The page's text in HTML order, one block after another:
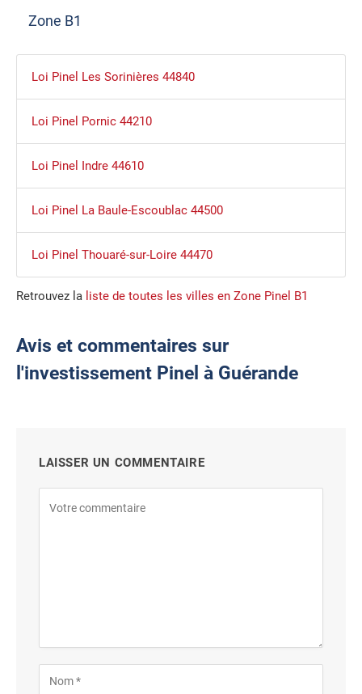
Zone B1
Loi Pinel Les Sorinières 44840
Loi Pinel Pornic 44210
Loi Pinel Indre 44610
Loi Pinel La Baule-Escoublac 44500
Loi Pinel Thouaré-sur-Loire 44470
Retrouvez la liste de toutes les villes en Zone Pinel B1
Avis et commentaires sur
l'investissement Pinel à Guérande
LAISSER UN COMMENTAIRE